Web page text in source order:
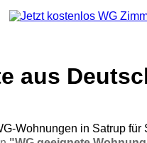
aus
Wohnungen in Satrup